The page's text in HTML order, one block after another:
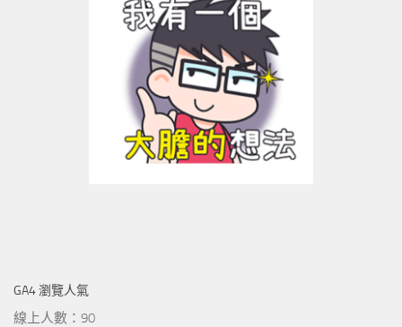
GA4 瀏覽人氣
線上人數：90